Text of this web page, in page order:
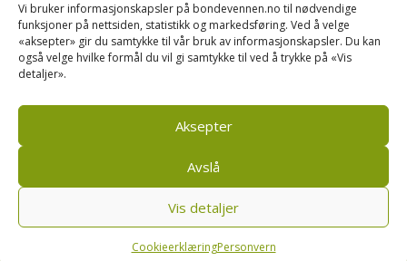
Vi bruker informasjonskapsler på bondevennen.no til nødvendige
funksjoner på nettsiden, statistikk og markedsføring. Ved å velge
«aksepter» gir du samtykke til vår bruk av informasjonskapsler. Du kan
også velge hvilke formål du vil gi samtykke til ved å trykke på «Vis
detaljer».
Aksepter
Avslå
Vis detaljer
CookieerklæringPersonvern
Kusignal
Bondevennen SA, Pb 208, sentrum, 4001 Stavanger
Personvern og cookies regler